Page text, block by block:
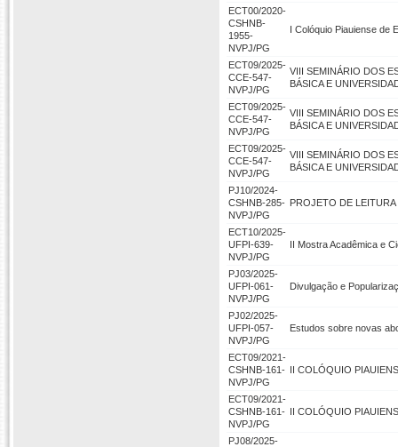
ECT00/2020-
CSHNB-
1955-
NVPJ/PG
I Colóquio Piauiense de
ECT09/2025-
CCE-547-
NVPJ/PG
VIII SEMINÁRIO DOS
BÁSICA E
ECT09/2025-
CCE-547-
NVPJ/PG
VIII SEMINÁRIO DOS
BÁSICA E
ECT09/2025-
CCE-547-
NVPJ/PG
VIII SEMINÁRIO DOS
BÁSICA E
PJ10/2024-
CSHNB-285-
NVPJ/PG
PROJETO DE
ECT10/2025-
UFPI-639-
NVPJ/PG
II Mostra Acadêmica e
PJ03/2025-
UFPI-061-
NVPJ/PG
Divulgação e
PJ02/2025-
UFPI-057-
NVPJ/PG
Estudos sobre novas
ECT09/2021-
CSHNB-161-
NVPJ/PG
II COLÓQUIO
ECT09/2021-
CSHNB-161-
NVPJ/PG
II COLÓQUIO
PJ08/2025-